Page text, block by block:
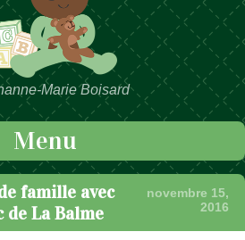
Marie Boisard
Menu
famille avec
de La Balme
novembre 15,
2016